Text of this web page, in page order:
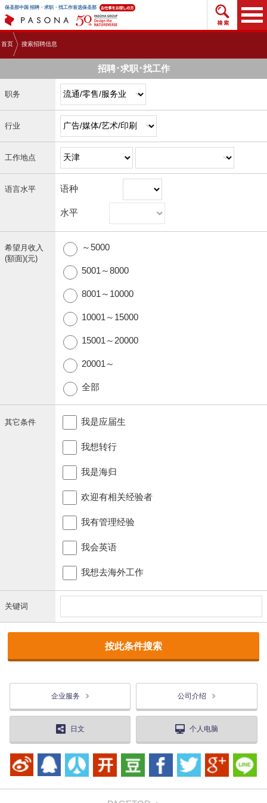
保圣那中国 招聘・求职・找工作首选保圣那 搜索
首页 搜索招聘信息
招聘･求职･找工作
职务
行业
工作地点
语言水平 语种
水平
希望月收入
(額面)(元)
～5000
5001～8000
8001～10000
10001～15000
15001～20000
20001～
全部
其它条件 我是应届生
我想转行
我是海归
欢迎有相关经验者
我有管理经验
我会英语
我想去海外工作
关键词
企业服务 公司介绍
日文 个人电脑